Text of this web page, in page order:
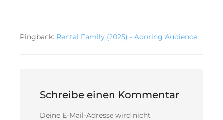
Pingback: Rental Family (2025) - Adoring Audience
Schreibe einen Kommentar
Deine E-Mail-Adresse wird nicht